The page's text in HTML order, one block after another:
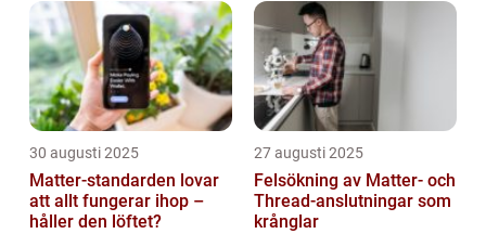
30 augusti 2025
Matter-standarden lovar
att allt fungerar ihop –
håller den löftet?
27 augusti 2025
Felsökning av Matter‑ och
Thread‑anslutningar som
krånglar